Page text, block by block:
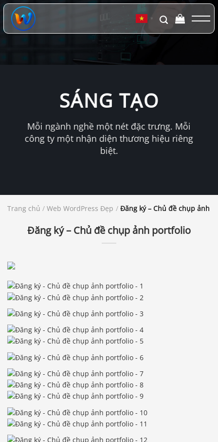
Chuyển
đến
dung
▼
SÁNG TẠO
Mỗi ngành nghề một nét đặc trưng. Mỗi
công ty một nhận diện thương hiệu riêng
biệt.
Trang chủ / Web WordPress Đẹp / Đăng ký – Chủ đề chụp ảnh
Đăng ký – Chủ đề chụp ảnh portfolio